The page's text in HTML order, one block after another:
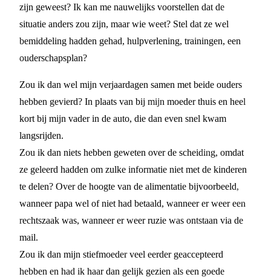
zijn geweest? Ik kan me nauwelijks voorstellen dat de
situatie anders zou zijn, maar wie weet? Stel dat ze wel
bemiddeling hadden gehad, hulpverlening, trainingen, een
ouderschapsplan?
Zou ik dan wel mijn verjaardagen samen met beide ouders
hebben gevierd? In plaats van bij mijn moeder thuis en heel
kort bij mijn vader in de auto, die dan even snel kwam
langsrijden.
Zou ik dan niets hebben geweten over de scheiding, omdat
ze geleerd hadden om zulke informatie niet met de kinderen
te delen? Over de hoogte van de alimentatie bijvoorbeeld,
wanneer papa wel of niet had betaald, wanneer er weer een
rechtszaak was, wanneer er weer ruzie was ontstaan via de
mail.
Zou ik dan mijn stiefmoeder veel eerder geaccepteerd
hebben en had ik haar dan gelijk gezien als een goede